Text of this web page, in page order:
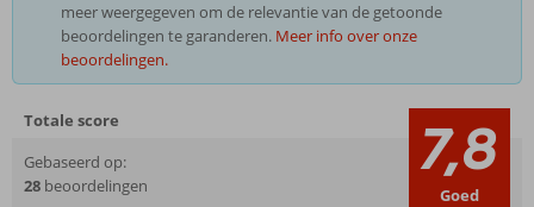
meer weergegeven om de relevantie van de getoonde
beoordelingen te garanderen. Meer info over onze
beoordelingen.
Totale score
Gebaseerd op:
28 beoordelingen 7,8
Goed